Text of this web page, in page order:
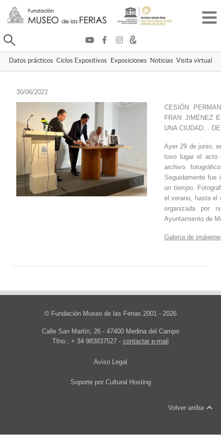
Buscar
Datos prácticos Ciclos Expositivos Exposiciones Noticias Visita virtual
30/06/2022
CESIÓN
FRAN JIMÉNEZ
UNA CIUDAD…
Ayer 29 de junio,
tuvo lugar el acto
archivo
Seguidamente fue
un tiempo.
el verano, hasta el
organizada por
Ayuntamiento de
Galería de
© Fundación Museo de las Ferias 2001 - 2026
Calle San Martín, 26 - 47400 Medina del Campo
Tfno.: + 34 983837527 - contactar e-mail
Aviso Legal
Soporte por Cultural Hosting
Volver arriba